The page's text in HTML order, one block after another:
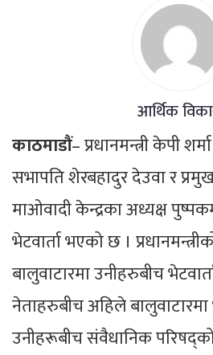
आर्थिक
काठमाडौं– प्रधानमन्त्री केपी
सभापति शेरबहादुर देउवा र
माओवादी केन्द्रका अध्यक्ष
भेटवार्ता भएको छ ।
बालुवाटारमा उनीहरुबीच
नेताहरुबीच अहिले बालुवाटारमा
उनीहरूबीच संवैधानिक